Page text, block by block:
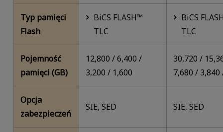
Typ pamięci
Flash
BiCS FLASH™
TLC
BiCS
TLC
Pojemność
pamięci (GB)
12,800 / 6,400 /
3,200 / 1,600
30,720 /
7,680 / 3,840
Opcja
zabezpieczeń
SIE, SED SIE, SED